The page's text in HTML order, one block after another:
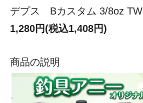
デプス Bカスタム 3/8oz TW
1,280円(税込1,408円)
商品の説明